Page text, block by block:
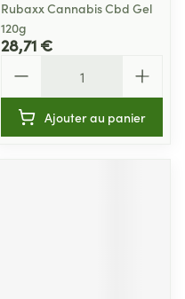
Rubaxx Cannabis Cbd Gel
120g
28,71 €
Ajouter au panier